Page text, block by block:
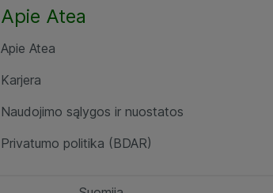
Apie Atea
Apie Atea
Karjera
Naudojimo sąlygos ir nuostatos
Privatumo politika (BDAR)